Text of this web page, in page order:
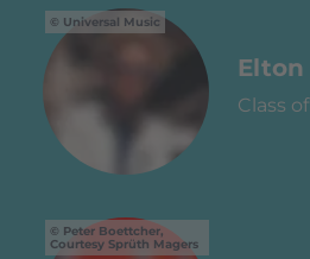
Universal Music
Elton
Class
Peter Boettcher,
Courtesy Sprüth Magers